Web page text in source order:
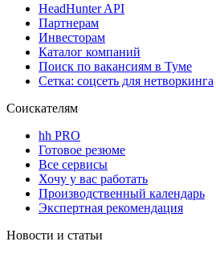
HeadHunter API
Партнерам
Инвесторам
Каталог компаний
Поиск по вакансиям в Туме
Сетка: соцсеть для нетворкинга
Соискателям
hh PRO
Готовое резюме
Все сервисы
Хочу у вас работать
Производственный календарь
Экспертная рекомендация
Новости и статьи